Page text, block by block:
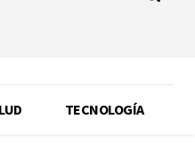
TECNOLOGÍA